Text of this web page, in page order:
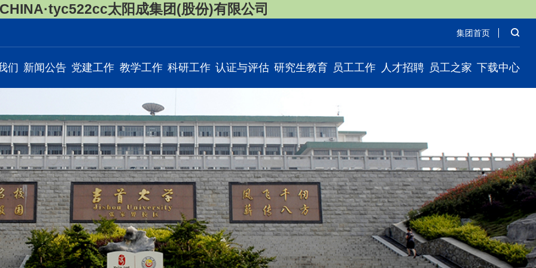
CHINA·tyc522cc太阳成集团(股份)有限公司
集团首页
们 新闻公告 党建工作 教学工作 科研工作 认证与评估 研究生教育 员工工作 人才招聘 员工之家 下载中心